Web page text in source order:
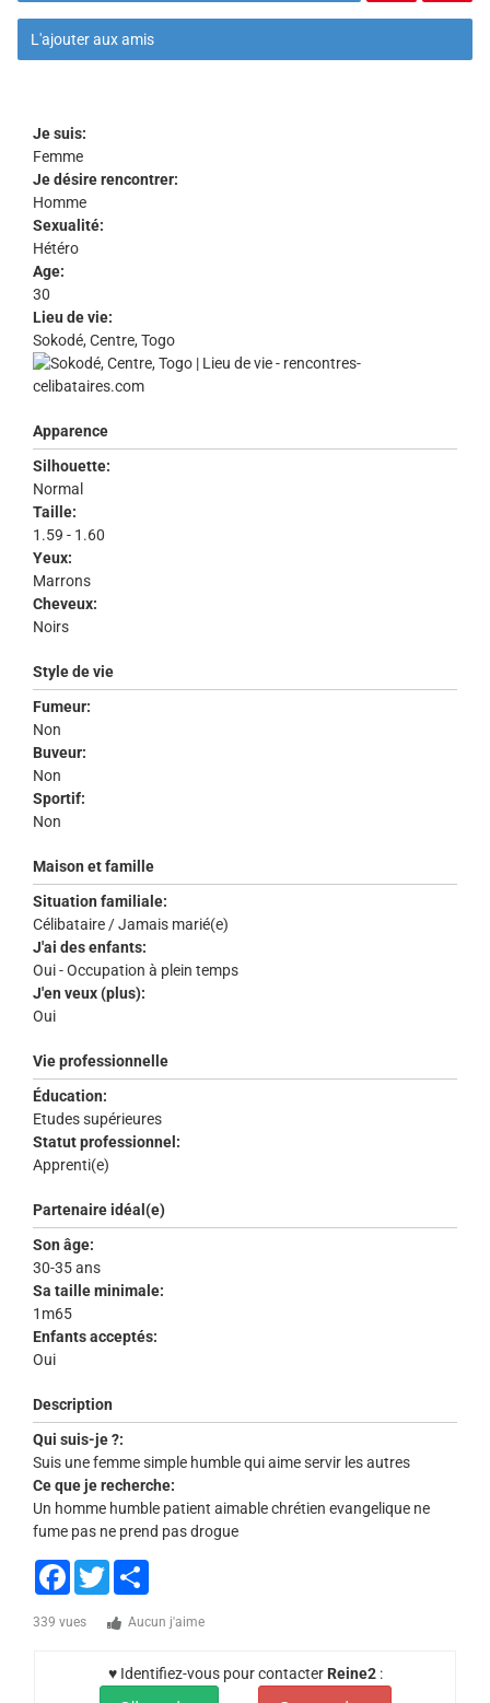
L'ajouter aux amis
Je suis:
Femme
Je désire rencontrer:
Homme
Sexualité:
Hétéro
Age:
30
Lieu de vie:
Sokodé, Centre, Togo
Apparence
Silhouette:
Normal
Taille:
1.59 - 1.60
Yeux:
Marrons
Cheveux:
Noirs
Style de vie
Fumeur:
Non
Buveur:
Non
Sportif:
Non
Maison et famille
Situation familiale:
Célibataire / Jamais marié(e)
J'ai des enfants:
Oui - Occupation à plein temps
J'en veux (plus):
Oui
Vie professionnelle
Éducation:
Etudes supérieures
Statut professionnel:
Apprenti(e)
Partenaire idéal(e)
Son âge:
30-35 ans
Sa taille minimale:
1m65
Enfants acceptés:
Oui
Description
Qui suis-je ?:
Suis une femme simple humble qui aime servir les autres
Ce que je recherche:
Un homme humble patient aimable chrétien evangelique ne
fume pas ne prend pas drogue
Facebook
Twitter
339 vues Aucun j'aime
♥ Identifiez-vous pour contacter Reine2: